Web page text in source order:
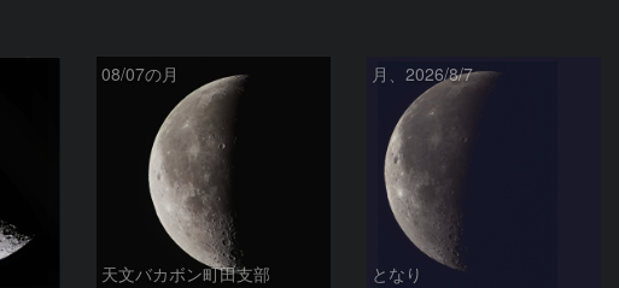
08/07の月
天文バカボン町田支部
月、2026/8/7
となり